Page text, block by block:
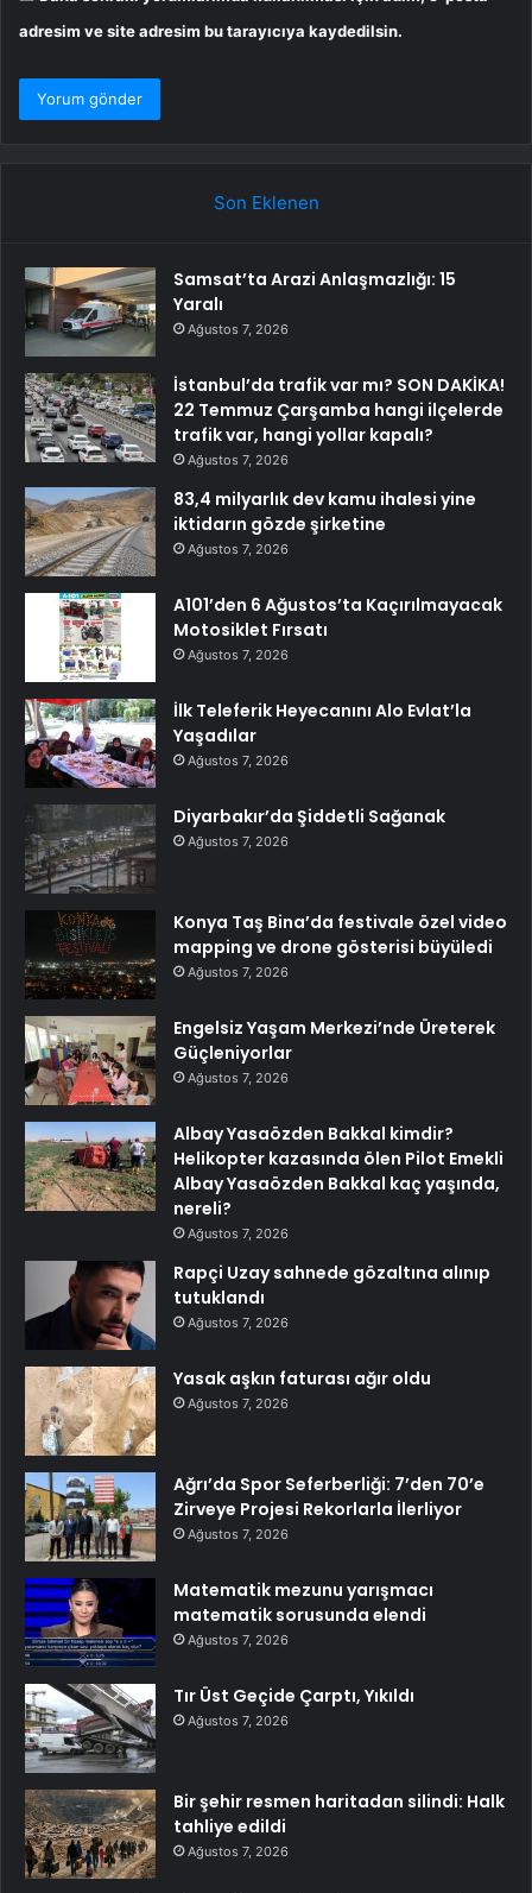
adresim ve site adresim bu tarayıcıya kaydedilsin.
Son Eklenen
Samsat’ta Arazi Anlaşmazlığı: 15
Yaralı
Ağustos 7, 2026
İstanbul’da trafik var mı? SON DAKİKA!
22 Temmuz Çarşamba hangi ilçelerde
trafik var, hangi yollar kapalı?
Ağustos 7, 2026
83,4 milyarlık dev kamu ihalesi yine
iktidarın gözde şirketine
Ağustos 7, 2026
A101’den 6 Ağustos’ta Kaçırılmayacak
Motosiklet Fırsatı
Ağustos 7, 2026
İlk Teleferik Heyecanını Alo Evlat’la
Yaşadılar
Ağustos 7, 2026
Diyarbakır’da Şiddetli Sağanak
Ağustos 7, 2026
Konya Taş Bina’da festivale özel video
mapping ve drone gösterisi büyüledi
Ağustos 7, 2026
Engelsiz Yaşam Merkezi’nde Üreterek
Güçleniyorlar
Ağustos 7, 2026
Albay Yasaözden Bakkal kimdir?
Helikopter kazasında ölen Pilot Emekli
Albay Yasaözden Bakkal kaç yaşında,
nereli?
Ağustos 7, 2026
Rapçi Uzay sahnede gözaltına alınıp
tutuklandı
Ağustos 7, 2026
Yasak aşkın faturası ağır oldu
Ağustos 7, 2026
Ağrı’da Spor Seferberliği: 7’den 70’e
Zirveye Projesi Rekorlarla İlerliyor
Ağustos 7, 2026
Matematik mezunu yarışmacı
matematik sorusunda elendi
Ağustos 7, 2026
Tır Üst Geçide Çarptı, Yıkıldı
Ağustos 7, 2026
Bir şehir resmen haritadan silindi: Halk
tahliye edildi
Ağustos 7, 2026